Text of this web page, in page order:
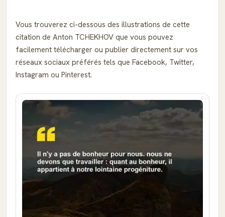
Vous trouverez ci-dessous des illustrations de cette
citation de Anton TCHEKHOV que vous pouvez
facilement télécharger ou publier directement sur vos
réseaux sociaux préférés tels que Facebook, Twitter,
Instagram ou Pinterest.